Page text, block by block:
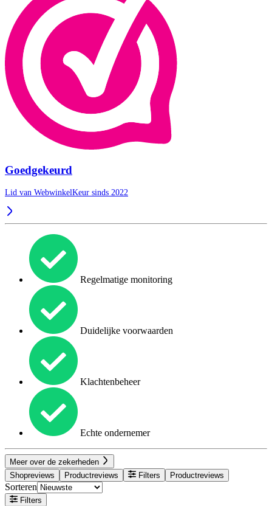
Goedgekeurd
Lid van WebwinkelKeur sinds 2022
Regelmatige monitoring
Duidelijke voorwaarden
Klachtenbeheer
Echte ondernemer
Meer over de zekerheden
Shopreviews
Productreviews Filters Productreviews
Sorteren
Filters